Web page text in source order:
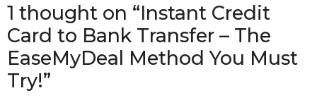
1 thought on “Instant Credit
Card to Bank Transfer – The
EaseMyDeal Method You Must
Try!”